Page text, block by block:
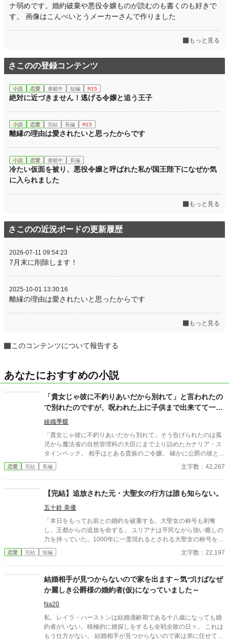
ナ弱めです。婚約破棄や悪役令嬢ものが読むのも書くのも好きで
す。 画像はこんぺいとうメーカーさんで作りました
もっと見る
さこのの登録コンテンツ
小説 恋愛 連載中 短編 R15
絶対に近づきません！逃げる令嬢と追う王子
小説 恋愛 完結 長編 R15
離縁の理由は愛されたいと思ったからです
小説 恋愛 連載中 長編
冷たい仮面を被り、悪役令嬢と呼ばれた私が国王陛下になぜか気
に入られました
もっと見る
さこのの近況ボードの更新履歴
2026-07-11 09:54:23
7月末に削除します！
2025-10-01 13:30:16
離縁の理由は愛されたいと思ったからです
もっと見る
このコンテンツについて報告する
あなたにおすすめの小説
「貴女じゃ彼に不釣りあいだから別れて」と言われたの
で別れたのですが、呪われた上に子供まで出来てて一大
事です！？
綾織季蝶
「貴女じゃ彼に不釣りあいだから別れて」そう告げられたのは孤
児から魔法省の自然管理科の大臣にまで上り詰めたカナリア・ス
タインベック。 相手はとある貴族のご令嬢。 確かに公爵の彼とは
釣り合うだろう、そう諦めきった心で承諾してしまう。 別れる際
に大臣も辞め、実家の誰も寄り付かない禁断の森に身を潜めた
て…！？
恋愛 完結 長編 文字数：42,267
【完結】追放された元・大聖女の行方は誰も知らない。
五十鈴 美優
「本日をもってお前との婚約を破棄する。大聖女の称号も剥奪
し、王都からの追放を命ずる」 ユリアナは平民ながら強い癒しの
力を持っていた。1000年に一度現れるとされる大聖女の称号を得
て、婚約者となった王子リッドと共に魔物討伐に邁進する日々を
送っていた。 だがリッドはユリアナを休ませることなく働かせ、
つ上級魔物が、王国北部に襲来する。 ユリアナは全力を尽くした
ものの、多くの犠牲を出してしまった。 ユリアナはその責任を押
し付けられ、大聖女の称号を剥奪される。リッドからの婚約破棄
に加え、王都からの追放を命じられた。 それから一年。ユリアナ
はユーリと名を改め、顔を隠し、新たな職に就いていた。
恋愛 完結 短編 文字数：22,197
結婚相手が見つからないので家を出ます～気づけばなぜ
か麗しき公爵様の婚約者(仮)になっていました～
Na20
私、レイラ・ハーストンは結婚適齢期である十八歳になっても婚
約者がいない。積極的に婿探しをするも全戦全敗の日々。 これは
もう仕方がない。 結婚相手が見つからないので家は弟に任せて、